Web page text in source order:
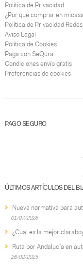
Política de Privacidad
¿Por qué comprar en
Política de Privacidad
Aviso Legal
Política de Cookies
Paga con SeQura
Condiciones envío gratis
Preferencias de cookies
PAGO SEGURO
ÚLTIMOS ARTÍCULOS DEL
Nueva normativa para
01/07/2026
¿Cuál es la mejor
Ruta por Andalucía en
26/02/2025